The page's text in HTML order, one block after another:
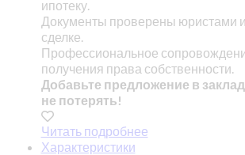
ипотеку.
Документы проверены юристами
сделке.
Профессиональное
получения права собственности.
Добавьте предложение в
не потерять!
Читать подробнее
Характеристики